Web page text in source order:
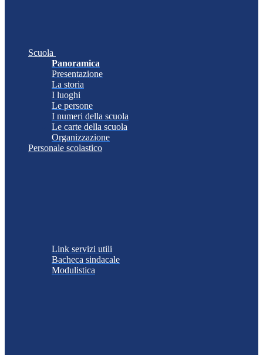
Scuola
Panoramica
Presentazione
La storia
I luoghi
Le persone
I numeri della scuola
Le carte della scuola
Organizzazione
Personale scolastico
Link servizi utili
Bacheca sindacale
Modulistica